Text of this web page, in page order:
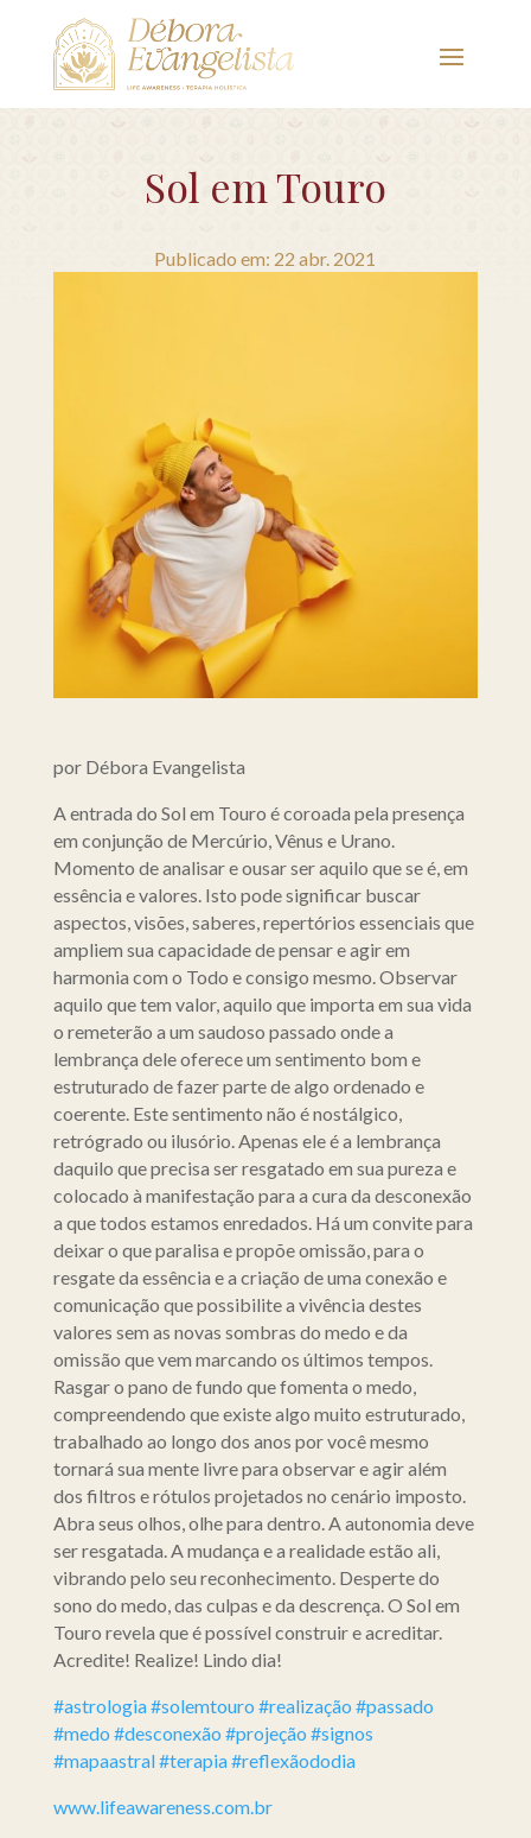
Sol em Touro
Publicado em: 22 abr. 2021
por Débora Evangelista
A entrada do Sol em Touro é coroada pela presença
em conjunção de Mercúrio, Vênus e Urano.
Momento de analisar e ousar ser aquilo que se é, em
essência e valores. Isto pode significar buscar
aspectos, visões, saberes, repertórios essenciais que
ampliem sua capacidade de pensar e agir em
harmonia com o Todo e consigo mesmo. Observar
aquilo que tem valor, aquilo que importa em sua vida
o remeterão a um saudoso passado onde a
lembrança dele oferece um sentimento bom e
estruturado de fazer parte de algo ordenado e
coerente. Este sentimento não é nostálgico,
retrógrado ou ilusório. Apenas ele é a lembrança
daquilo que precisa ser resgatado em sua pureza e
colocado à manifestação para a cura da desconexão
a que todos estamos enredados. Há um convite para
deixar o que paralisa e propõe omissão, para o
resgate da essência e a criação de uma conexão e
comunicação que possibilite a vivência destes
valores sem as novas sombras do medo e da
omissão que vem marcando os últimos tempos.
Rasgar o pano de fundo que fomenta o medo,
compreendendo que existe algo muito estruturado,
trabalhado ao longo dos anos por você mesmo
tornará sua mente livre para observar e agir além
dos filtros e rótulos projetados no cenário imposto.
Abra seus olhos, olhe para dentro. A autonomia deve
ser resgatada. A mudança e a realidade estão ali,
vibrando pelo seu reconhecimento. Desperte do
sono do medo, das culpas e da descrença. O Sol em
Touro revela que é possível construir e acreditar.
Acredite! Realize! Lindo dia!
#astrologia#solemtouro #realização #passado
#medo #desconexão #projeção #signos
#mapaastral#terapia#reflexãododia
www.lifeawareness.com.br